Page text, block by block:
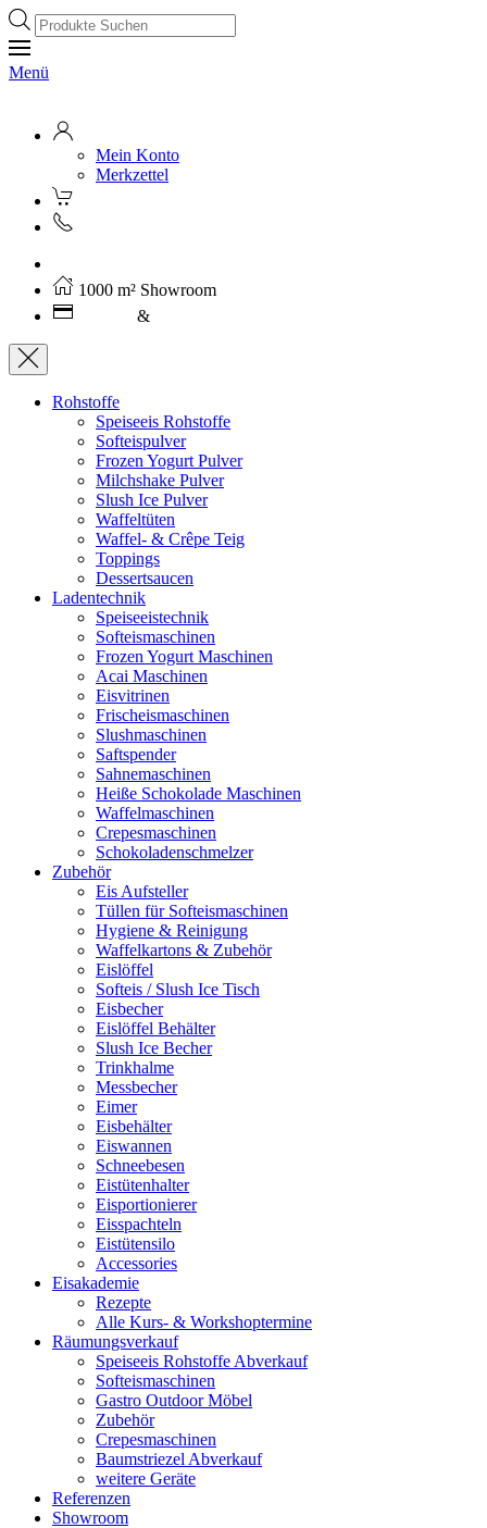
Products
search
Menü
Mein Konto
Merkzettel
1000 m² Showroom
&
Rohstoffe
Speiseeis Rohstoffe
Softeispulver
Frozen Yogurt Pulver
Milchshake Pulver
Slush Ice Pulver
Waffeltüten
Waffel- & Crêpe Teig
Toppings
Dessertsaucen
Ladentechnik
Speiseeistechnik
Softeismaschinen
Frozen Yogurt Maschinen
Acai Maschinen
Eisvitrinen
Frischeismaschinen
Slushmaschinen
Saftspender
Sahnemaschinen
Heiße Schokolade Maschinen
Waffelmaschinen
Crepesmaschinen
Schokoladenschmelzer
Zubehör
Eis Aufsteller
Tüllen für Softeismaschinen
Hygiene & Reinigung
Waffelkartons & Zubehör
Eislöffel
Softeis / Slush Ice Tisch
Eisbecher
Eislöffel Behälter
Slush Ice Becher
Trinkhalme
Messbecher
Eimer
Eisbehälter
Eiswannen
Schneebesen
Eistütenhalter
Eisportionierer
Eisspachteln
Eistütensilo
Accessories
Eisakademie
Rezepte
Alle Kurs- & Workshoptermine
Räumungsverkauf
Speiseeis Rohstoffe Abverkauf
Softeismaschinen
Gastro Outdoor Möbel
Zubehör
Crepesmaschinen
Baumstriezel Abverkauf
weitere Geräte
Referenzen
Showroom